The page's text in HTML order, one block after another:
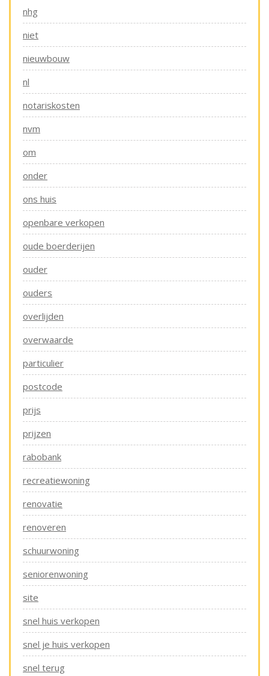
nhg
niet
nieuwbouw
nl
notariskosten
nvm
om
onder
ons huis
openbare verkopen
oude boerderijen
ouder
ouders
overlijden
overwaarde
particulier
postcode
prijs
prijzen
rabobank
recreatiewoning
renovatie
renoveren
schuurwoning
seniorenwoning
site
snel huis verkopen
snel je huis verkopen
snel terug